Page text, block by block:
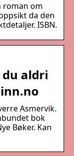
roman om
da den
ISBN.
aldri
Asmervik.
bok
Bøker. Kan